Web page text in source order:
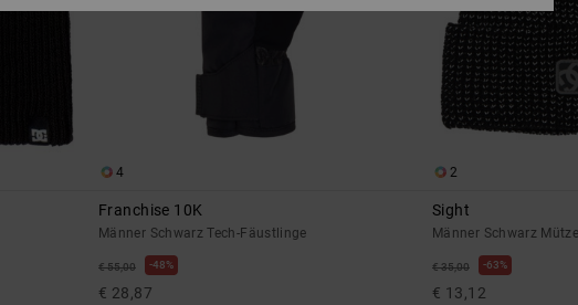
4
Franchise 10K
Männer Schwarz Tech-Fäustlinge
€ 55,00 48%
€ 28,87
2
Sight
Männer Schwarz Mütze
€ 35,00 63%
€ 13,12